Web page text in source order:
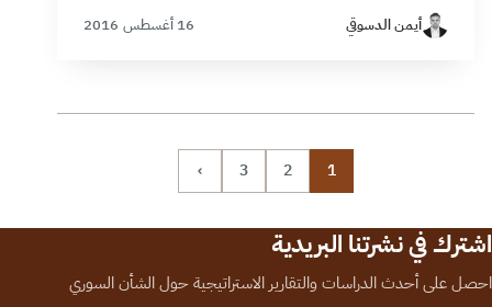
أيمن الدسوقي 16 أغسطس 2016
1
2
3
›
اشترك في نشرتنا البريدية
احصل على أحدث الدراسات والتقارير الاستراتيجية حول الشأن السوري